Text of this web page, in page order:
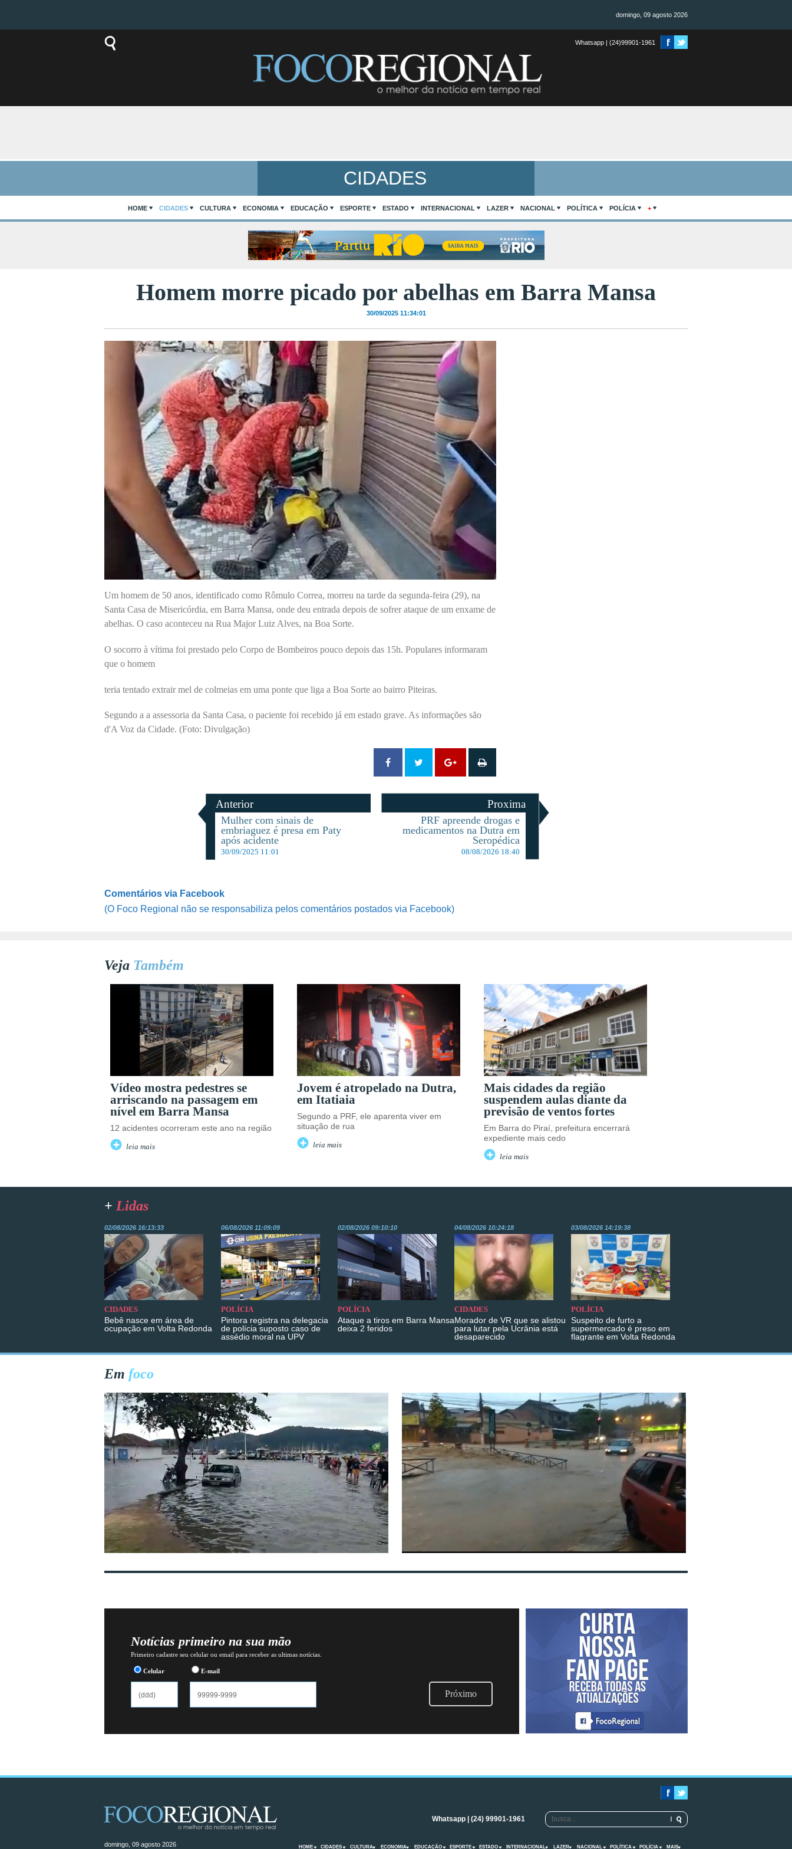
domingo, 09 agosto 2026
Whatsapp | (24)99901-1961
CIDADES
HOME CIDADES CULTURA ECONOMIA EDUCAÇÃO ESPORTE ESTADO INTERNACIONAL LAZER NACIONAL POLÍTICA POLÍCIA +
Homem morre picado por abelhas em Barra Mansa
30/09/2025 11:34:01
Um homem de 50 anos, identificado como Rômulo Correa, morreu na tarde da segunda-feira (29), na
Santa Casa de Misericórdia, em Barra Mansa, onde deu entrada depois de sofrer ataque de um enxame de
abelhas. O caso aconteceu na Rua Major Luiz Alves, na Boa Sorte.
O socorro à vítima foi prestado pelo Corpo de Bombeiros pouco depois das 15h. Populares informaram
que o homem
teria tentado extrair mel de colmeias em uma ponte que liga a Boa Sorte ao bairro Piteiras.
Segundo a a assessoria da Santa Casa, o paciente foi recebido já em estado grave. As informações são
d'A Voz da Cidade. (Foto: Divulgação)
Anterior
Mulher com sinais de
embriaguez é presa em Paty
após acidente
30/09/2025 11:01
Proxima
PRF apreende drogas e
medicamentos na Dutra em
Seropédica
08/08/2026 18:40
Comentários via Facebook
(O Foco Regional não se responsabiliza pelos comentários postados via Facebook)
Veja Também
Vídeo mostra pedestres se
arriscando na passagem em
nível em Barra Mansa
12 acidentes ocorreram este ano na região
leia mais
Jovem é atropelado na Dutra,
em Itatiaia
Segundo a PRF, ele aparenta viver em
situação de rua
leia mais
Mais cidades da região
suspendem aulas diante da
previsão de ventos fortes
Em Barra do Piraí, prefeitura encerrará
expediente mais cedo
leia mais
+ Lidas
02/08/2026 16:13:33
CIDADES
Bebê nasce em área de
ocupação em Volta Redonda
06/08/2026 11:09:09
POLÍCIA
Pintora registra na delegacia
de polícia suposto caso de
assédio moral na UPV
02/08/2026 09:10:10
POLÍCIA
Ataque a tiros em Barra Mansa
deixa 2 feridos
04/08/2026 10:24:18
CIDADES
Morador de VR que se alistou
para lutar pela Ucrânia está
desaparecido
03/08/2026 14:19:38
POLÍCIA
Suspeito de furto a
supermercado é preso em
flagrante em Volta Redonda
Em foco
Notícias primeiro na sua mão
Primeiro cadastre seu celular ou email para receber as ultimas notícias.
Celular E-mail
Próximo
domingo, 09 agosto 2026
Whatsapp | (24) 99901-1961
HOME CIDADES CULTURA ECONOMIA EDUCAÇÃO ESPORTE ESTADO INTERNACIONAL LAZER NACIONAL POLÍTICA POLÍCIA MAIS